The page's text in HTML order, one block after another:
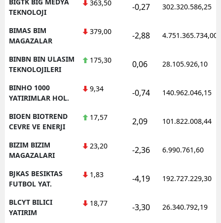
TEKNOLOJI
363,50 -0,27 302.320.586,25
BIMAS BIM
MAGAZALAR
379,00 -2,88 4.751.365.734,00
BINBN BIN ULASIM
TEKNOLOJILERI
175,30 0,06 28.105.926,10
BINHO 1000
YATIRIMLAR HOL.
9,34 -0,74 140.962.046,15
BIOEN BIOTREND
CEVRE VE ENERJI
17,57 2,09 101.822.008,44
BIZIM BIZIM
MAGAZALARI
23,20 -2,36 6.990.761,60
BJKAS BESIKTAS
FUTBOL YAT.
1,83 -4,19 192.727.229,30
BLCYT BILICI
YATIRIM
18,77 -3,30 26.340.792,19